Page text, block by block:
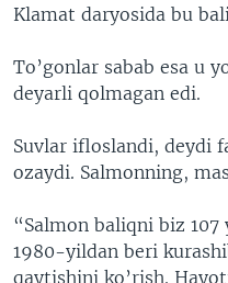
Klamat daryosida bu
To’gonlar sabab esa u
deyarli qolmagan edi.
Suvlar ifloslandi, deydi
ozaydi. Salmonning,
“Salmon baliqni biz
1980-yildan beri
qaytishini ko’rish.